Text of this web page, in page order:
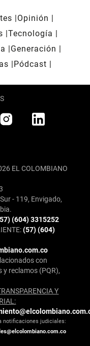
Opinión
Tecnología
Generación
Pódcast
EL COLOMBIANO
- 119, Envigado,
(604) 3315252
(57) (604)
con
y reclamos (PQR),
Y
notificaciones judiciales: